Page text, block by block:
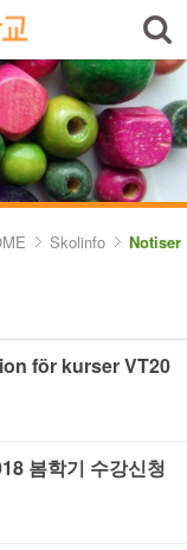
Skolinfo Notiser
för kurser VT20
봄학기 수강신청
5
5